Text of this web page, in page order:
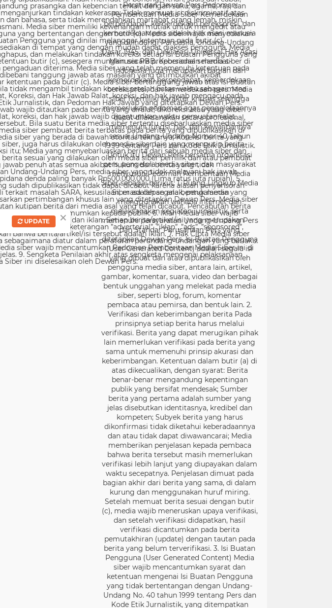
Peraturan Dewan Pers Pedoman
Pemberitaan Media Siber Kemerdekaan
berpendapat, kemerdekaan berekspresi, dan
kemerdekaan pers adalah hak asasi manusia
yang dilindungi Pancasila, Undang-Undang
Dasar 1945, dan Deklarasi Universal Hak Asasi
Manusia PBB. Keberadaan media siber di
Indonesia juga merupakan bagian dari
kemerdekaan berpendapat, kemerdekaan
berekspresi, dan kemerdekaan pers. Media
siber memiliki karakter khusus sehingga
memerlukan pedoman agar pengelolaannya
dapat dilaksanakan secara profesional,
memenuhi fungsi, hak, dan kewajibannya
sesuai Undang-Undang Nomor 40 Tahun
1999 tentang Pers dan Kode Etik Jurnalistik.
Untuk itu Dewan Pers bersama organisasi
pers, pengelola media siber, dan masyarakat
menyusun Pedoman Pemberitaan Media
Siber sebagai berikut: 1. Ruang Lingkup Media
Siber adalah segala bentuk media yang
menggunakan wahana internet dan
melaksanakan kegiatan jurnalistik, serta
memenuhi persyaratan Undang-Undang Pers
dan Standar Perusahaan Pers yang
ditetapkan Dewan Pers. Isi Buatan Pengguna
(User Generated Content) adalah segala isi
yang dibuat dan atau dipublikasikan oleh
pengguna media siber, antara lain, artikel,
gambar, komentar, suara, video dan berbagai
bentuk unggahan yang melekat pada media
siber, seperti blog, forum, komentar
pembaca atau pemirsa, dan bentuk lain. 2.
Verifikasi dan keberimbangan berita Pada
prinsipnya setiap berita harus melalui
verifikasi. Berita yang dapat merugikan pihak
lain memerlukan verifikasi pada berita yang
sama untuk memenuhi prinsip akurasi dan
keberimbangan. Ketentuan dalam butir (a) di
atas dikecualikan, dengan syarat: Berita
benar-benar mengandung kepentingan
publik yang bersifat mendesak; Sumber
berita yang pertama adalah sumber yang
jelas disebutkan identitasnya, kredibel dan
kompeten; Subyek berita yang harus
dikonfirmasi tidak diketahui keberadaannya
dan atau tidak dapat diwawancarai; Media
memberikan penjelasan kepada pembaca
bahwa berita tersebut masih memerlukan
verifikasi lebih lanjut yang diupayakan dalam
waktu secepatnya. Penjelasan dimuat pada
bagian akhir dari berita yang sama, di dalam
kurung dan menggunakan huruf miring.
Setelah memuat berita sesuai dengan butir
(c), media wajib meneruskan upaya verifikasi,
dan setelah verifikasi didapatkan, hasil
verifikasi dicantumkan pada berita
pemutakhiran (update) dengan tautan pada
berita yang belum terverifikasi. 3. Isi Buatan
Pengguna (User Generated Content) Media
siber wajib mencantumkan syarat dan
ketentuan mengenai Isi Buatan Pengguna
yang tidak bertentangan dengan Undang-
Undang No. 40 tahun 1999 tentang Pers dan
Kode Etik Jurnalistik, yang ditempatkan
×
UPDATE